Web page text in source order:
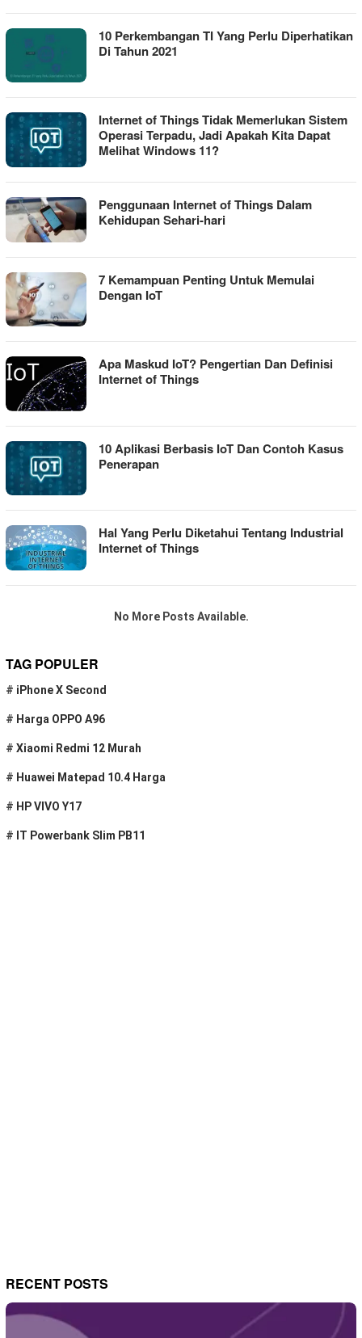
10 Perkembangan TI Yang Perlu Diperhatikan
Di Tahun 2021
Internet of Things Tidak Memerlukan Sistem
Operasi Terpadu, Jadi Apakah Kita Dapat
Melihat Windows 11?
Penggunaan Internet of Things Dalam
Kehidupan Sehari-hari
7 Kemampuan Penting Untuk Memulai
Dengan IoT
Apa Maskud IoT? Pengertian Dan Definisi
Internet of Things
10 Aplikasi Berbasis IoT Dan Contoh Kasus
Penerapan
Hal Yang Perlu Diketahui Tentang Industrial
Internet of Things
No More Posts Available.
TAG POPULER
# iPhone X Second
# Harga OPPO A96
# Xiaomi Redmi 12 Murah
# Huawei Matepad 10.4 Harga
# HP VIVO Y17
# IT Powerbank Slim PB11
RECENT POSTS